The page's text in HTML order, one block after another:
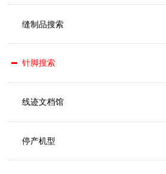
缝制品搜索
针脚搜索
线迹文档馆
停产机型